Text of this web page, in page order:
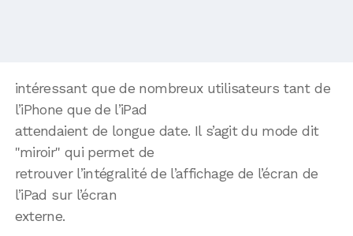
intéressant que de nombreux utilisateurs tant de
l’iPhone que de l’iPad
attendaient de longue date. Il s’agit du mode dit
"miroir" qui permet de
retrouver l’intégralité de l’affichage de l’écran de
l’iPad sur l’écran
externe.